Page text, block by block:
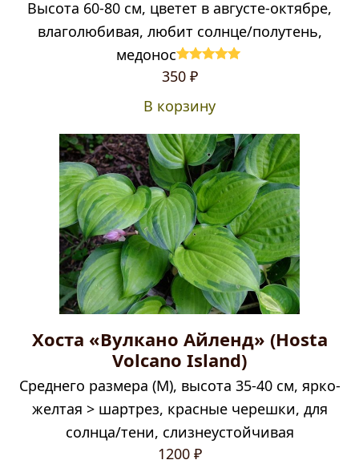
Высота 60-80 см, цветет в августе-октябре,
влаголюбивая, любит солнце/полутень,
медонос
Оценка
350 ₽
В корзину
Хоста «Вулкано Айленд» (Hosta
Volcano Island)
Среднего размера (М), высота 35-40 см, ярко-
желтая > шартрез, красные черешки, для
солнца/тени, слизнеустойчивая
1200 ₽